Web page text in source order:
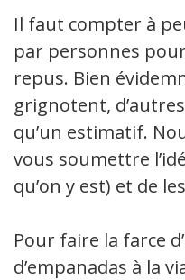
Il faut compter à
par personnes
repus. Bien
grignotent,
qu’un estimatif.
vous soumettre
qu’on y est) et de
Pour faire la farce
d’empanadas à la